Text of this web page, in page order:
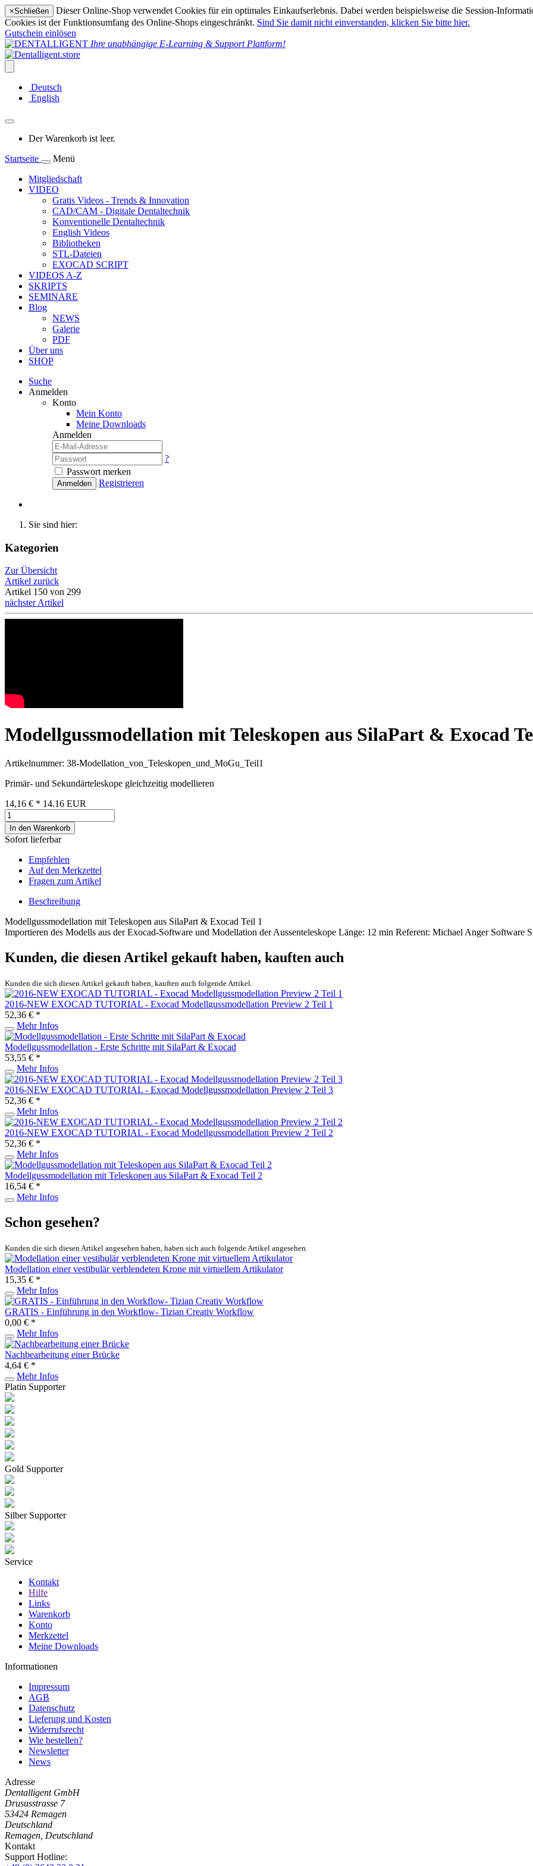
×Schließen
Dieser Online-Shop verwendet Cookies für ein optimales Einkaufserlebnis. Dabei werden beispielsweise die Session-
Cookies ist der Funktionsumfang des Online-Shops eingeschränkt. Sind Sie damit nicht einverstanden, klicken Sie bitte hier.
Gutschein einlösen
Ihre unabhängige E-Learning & Support Plattform!
Deutsch
English
Der Warenkorb ist leer.
Startseite
Menü
Mitgliedschaft
VIDEO
Gratis Videos - Trends & Innovation
CAD/CAM - Digitale Dentaltechnik
Konventionelle Dentaltechnik
English Videos
Bibliotheken
STL-Dateien
EXOCAD SCRIPT
VIDEOS A-Z
SKRIPTS
SEMINARE
Blog
NEWS
Galerie
PDF
Über uns
SHOP
Suche
Anmelden
Konto
Mein Konto
Meine Downloads
Anmelden
?
Passwort merken
Anmelden Registrieren
Sie sind hier:
Kategorien
Zur Übersicht
Artikel zurück
Artikel 150 von 299
nächster Artikel
Modellgussmodellation mit Teleskopen aus SilaPart & Exocad
Artikelnummer: 38-Modellation_von_Teleskopen_und_MoGu_Teil1
Primär- und Sekundärteleskope gleichzeitig modellieren
14,16 € * 14.16 EUR
In den Warenkorb
Sofort lieferbar
Empfehlen
Auf den Merkzettel
Fragen zum Artikel
Beschreibung
Modellgussmodellation mit Teleskopen aus SilaPart & Exocad Teil 1
Importieren des Modells aus der Exocad-Software und Modellation der Aussenteleskope Länge: 12 min Referent: Michael Anger
Kunden, die diesen Artikel gekauft haben, kauften auch
Kunden die sich diesen Artikel gekauft haben, kauften auch folgende Artikel.
2016-NEW EXOCAD TUTORIAL - Exocad Modellgussmodellation Preview 2 Teil 1
52,36 € *
Mehr Infos
Modellgussmodellation - Erste Schritte mit SilaPart & Exocad
53,55 € *
Mehr Infos
2016-NEW EXOCAD TUTORIAL - Exocad Modellgussmodellation Preview 2 Teil 3
52,36 € *
Mehr Infos
2016-NEW EXOCAD TUTORIAL - Exocad Modellgussmodellation Preview 2 Teil 2
52,36 € *
Mehr Infos
Modellgussmodellation mit Teleskopen aus SilaPart & Exocad Teil 2
16,54 € *
Mehr Infos
Schon gesehen?
Kunden die sich diesen Artikel angesehen haben, haben sich auch folgende Artikel angesehen.
Modellation einer vestibulär verblendeten Krone mit virtuellem Artikulator
15,35 € *
Mehr Infos
GRATIS - Einführung in den Workflow- Tizian Creativ Workflow
0,00 € *
Mehr Infos
Nachbearbeitung einer Brücke
4,64 € *
Mehr Infos
Platin Supporter
Gold Supporter
Silber Supporter
Service
Kontakt
Hilfe
Links
Warenkorb
Konto
Merkzettel
Meine Downloads
Informationen
Impressum
AGB
Datenschutz
Lieferung und Kosten
Widerrufsrecht
Wie bestellen?
Newsletter
News
Adresse
Dentalligent GmbH
Drususstrasse 7
53424 Remagen
Deutschland
Remagen, Deutschland
Kontakt
Support Hotline: